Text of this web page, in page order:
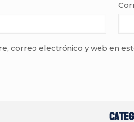
correo electrónico y web en